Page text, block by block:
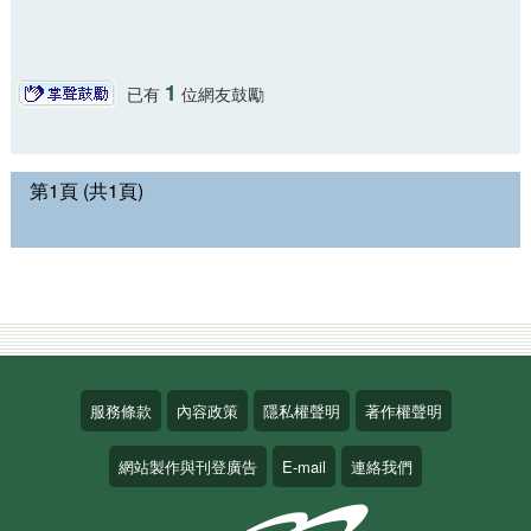
已有 1 位網友鼓勵
第1頁 (共1頁)
服務條款 內容政策 隱私權聲明 著作權聲明
網站製作與刊登廣告 E-mail 連絡我們